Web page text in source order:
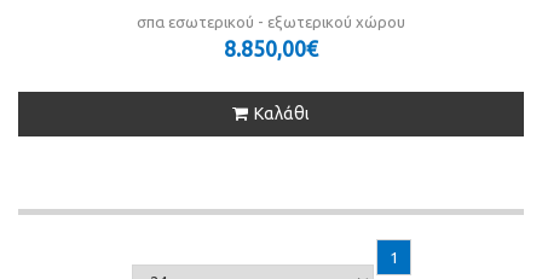
σπα εσωτερικού - εξωτερικού χώρου
8.850,00€
Καλάθι
1